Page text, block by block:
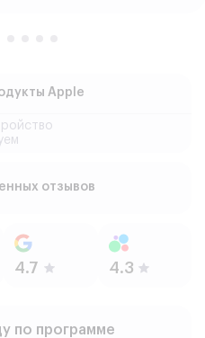
Apple
отзывов
по программе